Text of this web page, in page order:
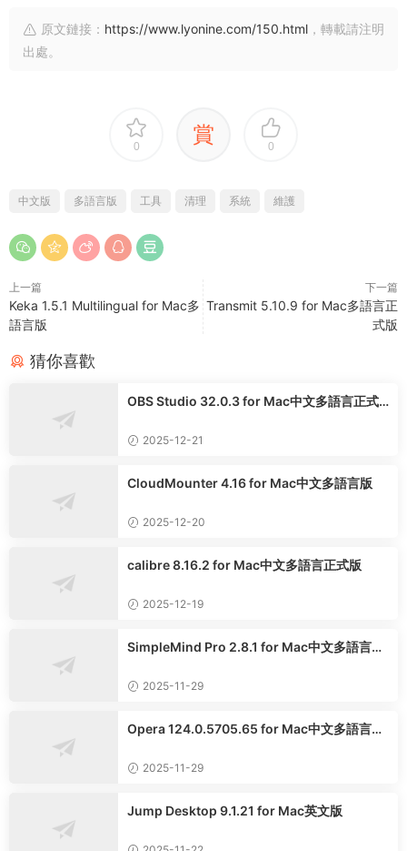
原文鏈接： https://www.lyonine.com/150.html ，轉載請注明
出處。
0 賞 0
中文版 多語言版 工具 清理 系統 維護
上一篇
Keka 1.5.1 Multilingual for Mac多
語言版
下一篇
Transmit 5.10.9 for Mac多語言正
式版
猜你喜歡
OBS Studio 32.0.3 for Mac中文多語言正式
2025-12-21
CloudMounter 4.16 for Mac中文多語言版
2025-12-20
calibre 8.16.2 for Mac中文多語言正式版
2025-12-19
SimpleMind Pro 2.8.1 for Mac中文多語言專
2025-11-29
Opera 124.0.5705.65 for Mac中文多語言正
2025-11-29
Jump Desktop 9.1.21 for Mac英文版